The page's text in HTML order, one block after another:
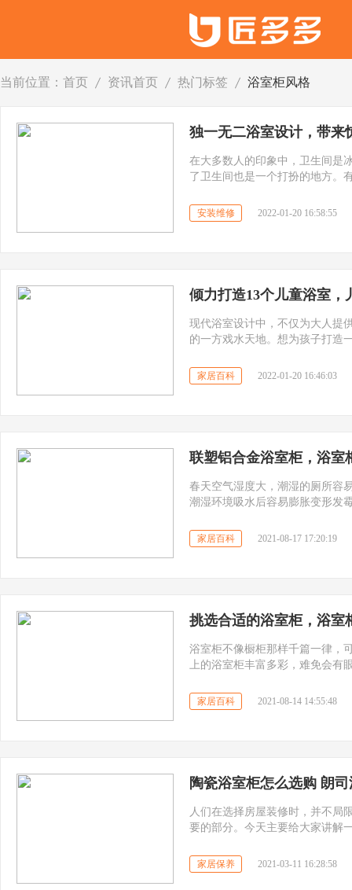
当前位置： 首页 资讯首页 热门标签 浴室柜风格
独一无二浴室设计，带来
在大多数人的印象中，卫生间是
了卫生间也是一个打扮的地方。
浴室设计案例，让你知道浴室也
安装维修 2022-01-20 16:58:55
倾力打造13个儿童浴室，
现代浴室设计中，不仅为大人提
的一方戏水天地。想为孩子打造
家居百科 2022-01-20 16:46:03
联塑铝合金浴室柜，浴室
春天空气湿度大，潮湿的厕所容
潮湿环境吸水后容易膨胀变形发
间等。都是选择浴室柜的关键点
选择上，也可以考虑铝合金材质
家居百科 2021-08-17 17:20:19
挑选合适的浴室柜，浴室
浴室柜不像橱柜那样千篇一律，
上的浴室柜丰富多彩，难免会有
家居百科 2021-08-14 14:55:48
陶瓷浴室柜怎么选购 朗
人们在选择房屋装修时，并不局
要的部分。今天主要给大家讲解
场上出现了pvc浴室柜。你知道
享一下!
家居保养 2021-03-11 16:28:58